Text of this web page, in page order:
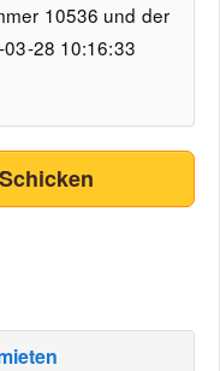
10536 und der
28 10:16:33